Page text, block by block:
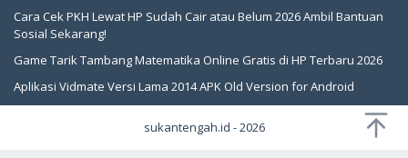
Cara Cek PKH Lewat HP Sudah Cair atau Belum 2026 Ambil Bantuan
Sosial Sekarang!
Game Tarik Tambang Matematika Online Gratis di HP Terbaru 2026
Aplikasi Vidmate Versi Lama 2014 APK Old Version for Android
sukantengah.id - 2026